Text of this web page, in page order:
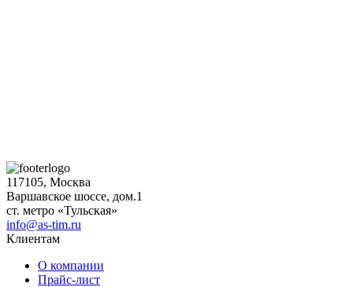
117105, Москва
Варшавское шоссе, дом.1
ст. метро «Тульская»
info@as-tim.ru
Клиентам
О компании
Прайс-лист